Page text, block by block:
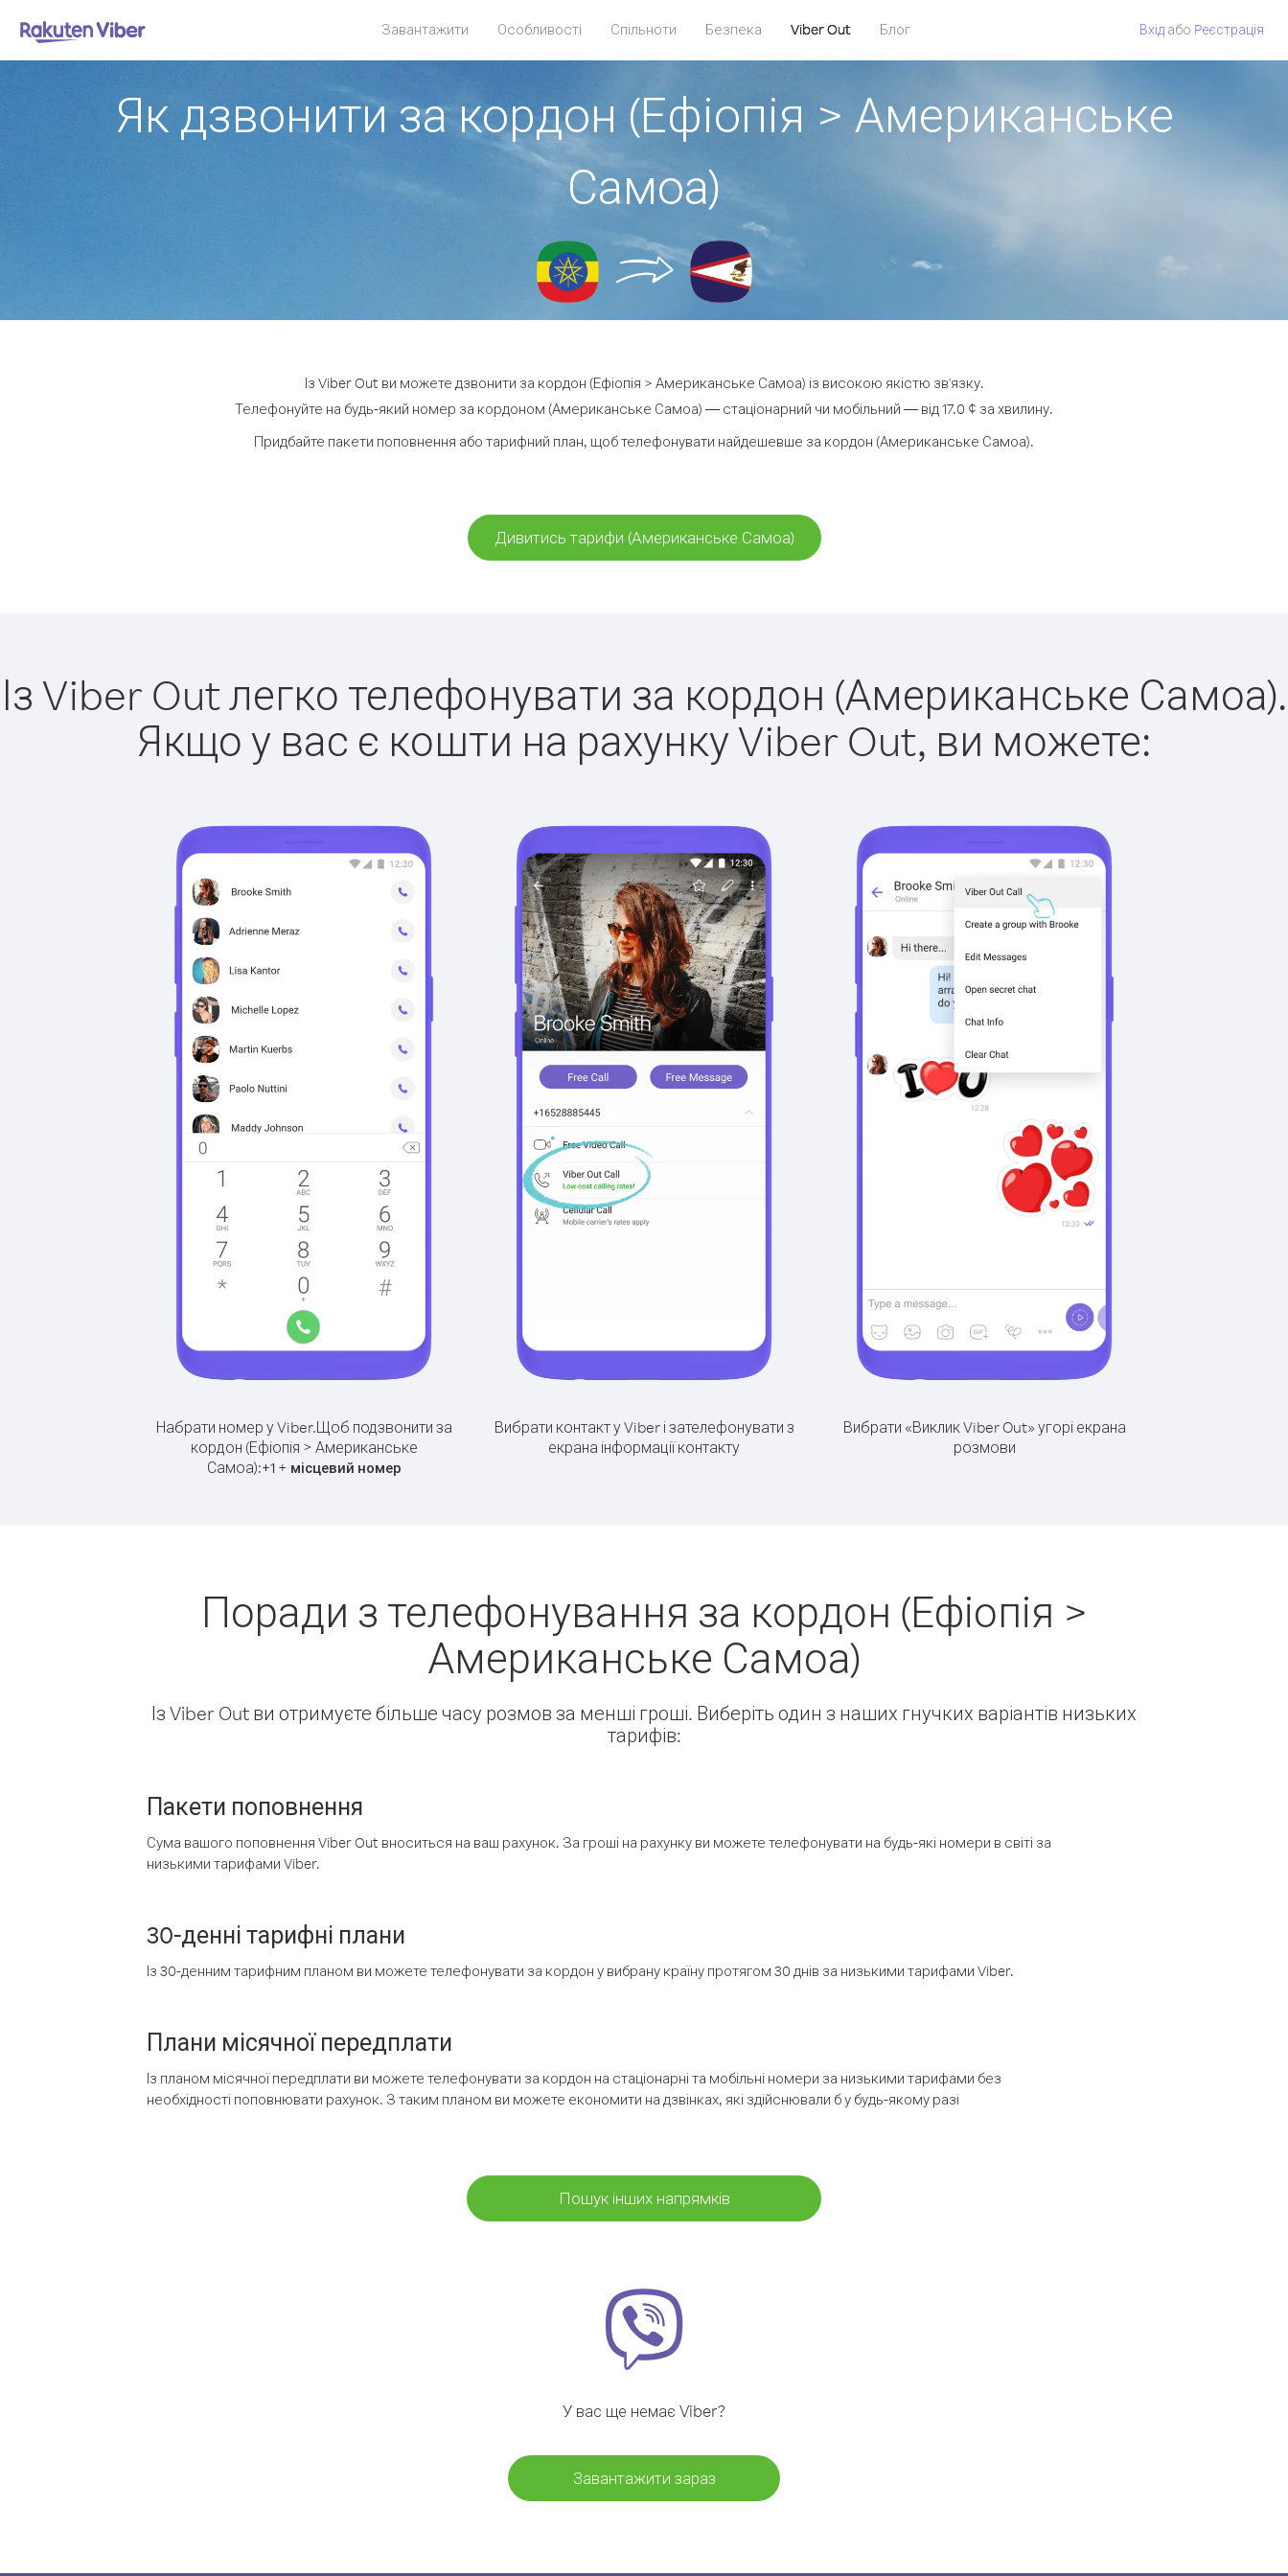
Завантажити Особливості Спільноти Безпека Viber Out Блог Вхід або Pеєстрація
Як дзвонити за кордон (Ефіопія > Американське
Самоа)
Із Viber Out ви можете дзвонити за кордон (Ефіопія > Американське Самоа) із високою якістю зв'язку.
Телефонуйте на будь-який номер за кордоном (Американське Самоа) — стаціонарний чи мобільний — від 17.0 ¢ за хвилину.
Придбайте пакети поповнення або тарифний план, щоб телефонувати найдешевше за кордон (Американське Самоа).
Дивитись тарифи (Американське Самоа)
Із Viber Out легко телефонувати за кордон (Американське Самоа).
Якщо у вас є кошти на рахунку Viber Out, ви можете:
Набрати номер у Viber.Щоб подзвонити за
кордон (Ефіопія > Американське
Самоа):+1+ місцевий номер
Вибрати контакт у Viber і зателефонувати з
екрана інформації контакту
Вибрати «Виклик Viber Out» угорі екрана
розмови
Поради з телефонування за кордон (Ефіопія >
Американське Самоа)
Із Viber Out ви отримуєте більше часу розмов за менші гроші. Виберіть один з наших гнучких варіантів низьких
тарифів:
Пакети поповнення
Сума вашого поповнення Viber Out вноситься на ваш рахунок. За гроші на рахунку ви можете телефонувати на будь-які номери в світі за
низькими тарифами Viber.
30-денні тарифні плани
Із 30-денним тарифним планом ви можете телефонувати за кордон у вибрану країну протягом 30 днів за низькими тарифами Viber.
Плани місячної передплати
Із планом місячної передплати ви можете телефонувати за кордон на стаціонарні та мобільні номери за низькими тарифами без
необхідності поповнювати рахунок. З таким планом ви можете економити на дзвінках, які здійснювали б у будь-якому разі
Пошук інших напрямків
У вас ще немає Viber?
Завантажити зараз